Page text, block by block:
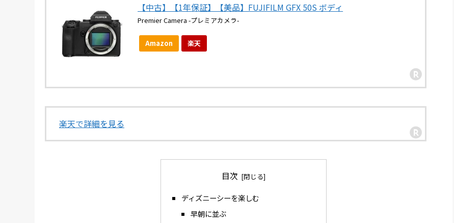
【中古】【1年保証】【美品】FUJIFILM GFX 50S ボディ
Premier Camera -プレミアカメラ-
Amazon 楽天
楽天で詳細を見る
目次
ディズニーシーを楽しむ
早朝に並ぶ